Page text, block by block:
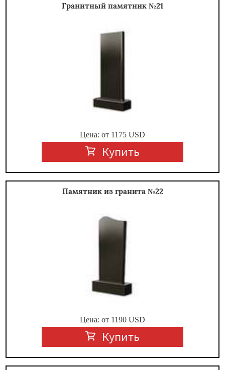
Гранитный памятник №21
Цена: от 1175 USD
Купить
Памятник из гранита №22
Цена: от 1190 USD
Купить